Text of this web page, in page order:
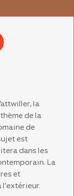
la
de la
de
est
dans les
La
et